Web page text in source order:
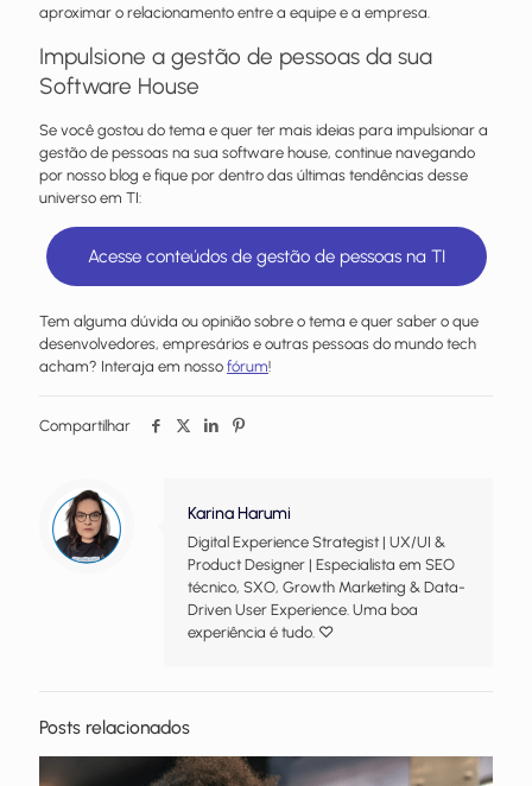
aproximar o relacionamento entre a equipe e a empresa.
Impulsione a gestão de pessoas da sua
Software House
Se você gostou do tema e quer ter mais ideias para impulsionar a
gestão de pessoas na sua software house, continue navegando
por nosso blog e fique por dentro das últimas tendências desse
universo em TI:
Acesse conteúdos de gestão de pessoas na TI
Tem alguma dúvida ou opinião sobre o tema e quer saber o que
desenvolvedores, empresários e outras pessoas do mundo tech
acham? Interaja em nosso fórum!
Compartilhar
Karina Harumi
Digital Experience Strategist | UX/UI &
Product Designer | Especialista em SEO
técnico, SXO, Growth Marketing & Data-
Driven User Experience. Uma boa
experiência é tudo. ♡
Posts relacionados